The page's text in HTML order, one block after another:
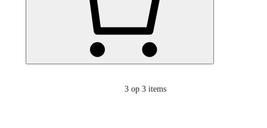
3 op 3 items